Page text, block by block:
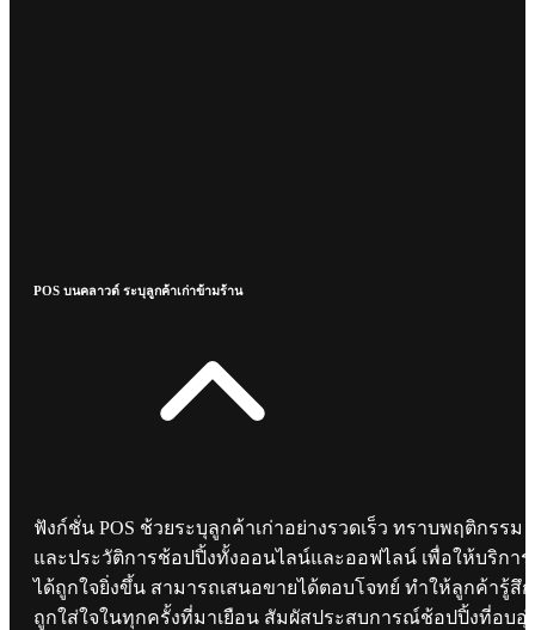
POS บนคลาวด์ ระบุลูกค้าเก่าข้ามร้าน
ฟังก์ชั่น POS ช้วยระบุลูกค้าเก่าอย่างรวดเร็ว ทราบพฤติกรรม
และประวัติการช้อปปิ้งทั้งออนไลน์และออฟไลน์ เพื่อให้บริการ
ได้ถูกใจยิ่งขึ้น สามารถเสนอขายได้ตอบโจทย์ ทำให้ลูกค้ารู้สึก
ถูกใส่ใจในทุกครั้งที่มาเยือน สัมผัสประสบการณ์ช้อปปิ้งที่อบอุ่